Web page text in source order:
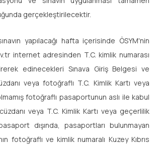
gerçekleştirilecektir.
yapılacağı hafta içerisinde ÖSYM'nin
internet adresinden T.C. kimlik numarası
edinecekleri Sınava Giriş Belgesi ve
veya fotoğraflı T.C. Kimlik Kartı veya
fotoğraflı pasaportunun aslı ile kabul
veya T.C. Kimlik Kartı veya geçerlilik
dışında, pasaportları bulunmayan
fotoğraflı ve kimlik numaralı Kuzey Kıbrıs